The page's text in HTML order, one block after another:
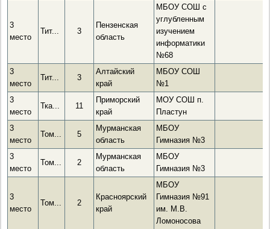
3
место
Тит... 3
Пензенская
область
МБОУ СОШ с
углубленным
изучением
информатики
№68
3
место
Тит... 3
Алтайский
край
МБОУ СОШ
№1
3
место
Тка... 11
Приморский
край
МОУ СОШ п.
Пластун
3
место
Том... 5
Мурманская
область
МБОУ
Гимназия №3
3
место
Том... 2
Мурманская
область
МБОУ
Гимназия №3
3
место
Том... 2
Красноярский
край
МБОУ
Гимназия №91
им. М.В.
Ломоносова